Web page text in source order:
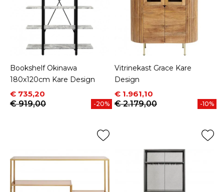
Bookshelf Okinawa
180x120cm Kare Design
Prijs
€ 735,20
Normale prijs
€ 919,00
-20%
Vitrinekast Grace Kare
Design
Prijs
€ 1.961,10
Normale prijs
€ 2.179,00
-10%